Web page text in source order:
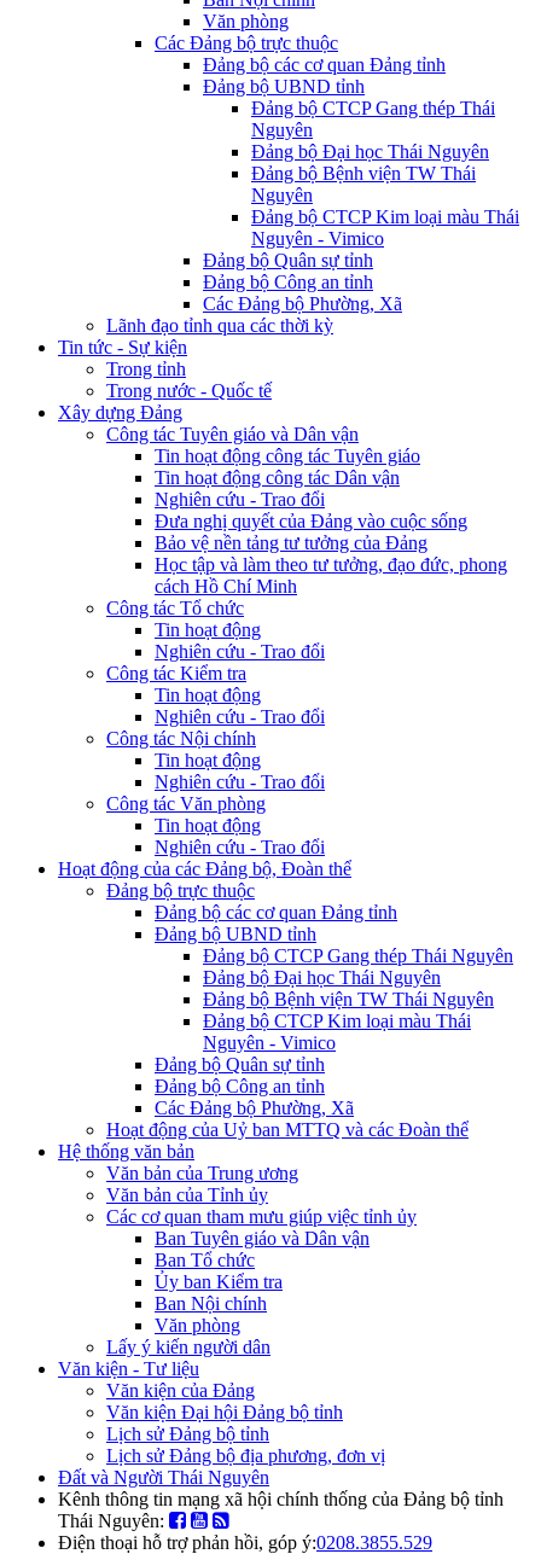
Văn phòng
Các Đảng bộ trực thuộc
Đảng bộ các cơ quan Đảng tỉnh
Đảng bộ UBND tỉnh
Đảng bộ CTCP Gang thép Thái
Nguyên
Đảng bộ Đại học Thái Nguyên
Đảng bộ Bệnh viện TW Thái
Nguyên
Đảng bộ CTCP Kim loại màu Thái
Nguyên - Vimico
Đảng bộ Quân sự tỉnh
Đảng bộ Công an tỉnh
Các Đảng bộ Phường, Xã
Lãnh đạo tỉnh qua các thời kỳ
Tin tức - Sự kiện
Trong tỉnh
Trong nước - Quốc tế
Xây dựng Đảng
Công tác Tuyên giáo và Dân vận
Tin hoạt động công tác Tuyên giáo
Tin hoạt động công tác Dân vận
Nghiên cứu - Trao đổi
Đưa nghị quyết của Đảng vào cuộc sống
Bảo vệ nền tảng tư tưởng của Đảng
Học tập và làm theo tư tưởng, đạo đức, phong
cách Hồ Chí Minh
Công tác Tổ chức
Tin hoạt động
Nghiên cứu - Trao đổi
Công tác Kiểm tra
Tin hoạt động
Nghiên cứu - Trao đổi
Công tác Nội chính
Tin hoạt động
Nghiên cứu - Trao đổi
Công tác Văn phòng
Tin hoạt động
Nghiên cứu - Trao đổi
Hoạt động của các Đảng bộ, Đoàn thể
Đảng bộ trực thuộc
Đảng bộ các cơ quan Đảng tỉnh
Đảng bộ UBND tỉnh
Đảng bộ CTCP Gang thép Thái Nguyên
Đảng bộ Đại học Thái Nguyên
Đảng bộ Bệnh viện TW Thái Nguyên
Đảng bộ CTCP Kim loại màu Thái
Nguyên - Vimico
Đảng bộ Quân sự tỉnh
Đảng bộ Công an tỉnh
Các Đảng bộ Phường, Xã
Hoạt động của Uỷ ban MTTQ và các Đoàn thể
Hệ thống văn bản
Văn bản của Trung ương
Văn bản của Tỉnh ủy
Các cơ quan tham mưu giúp việc tỉnh ủy
Ban Tuyên giáo và Dân vận
Ban Tổ chức
Ủy ban Kiểm tra
Ban Nội chính
Văn phòng
Lấy ý kiến người dân
Văn kiện - Tư liệu
Văn kiện của Đảng
Văn kiện Đại hội Đảng bộ tỉnh
Lịch sử Đảng bộ tỉnh
Lịch sử Đảng bộ địa phương, đơn vị
Đất và Người Thái Nguyên
Kênh thông tin mạng xã hội chính thống của Đảng bộ tỉnh
Thái Nguyên:
Điện thoại hỗ trợ phản hồi, góp ý:0208.3855.529